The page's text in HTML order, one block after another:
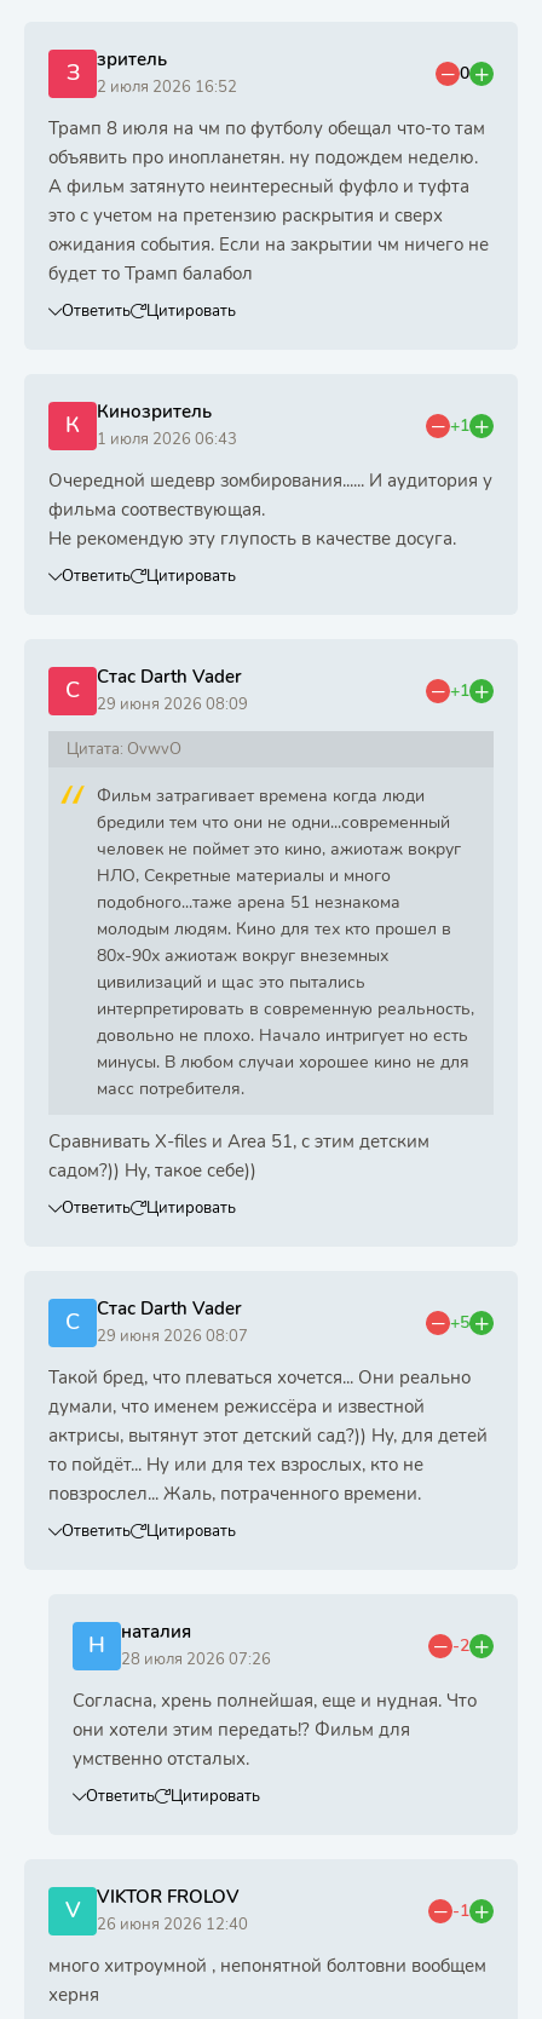
З зритель
2 июля 2026 16:52
0
Трамп 8 июля на чм по футболу обещал что-то там
объявить про инопланетян. ну подождем неделю.
А фильм затянуто неинтересный фуфло и туфта
это с учетом на претензию раскрытия и сверх
ожидания события. Если на закрытии чм ничего не
будет то Трамп балабол
Ответить Цитировать
К Кинозритель
1 июля 2026 06:43
+1
Очередной шедевр зомбирования...... И аудитория у
фильма соотвествующая.
Не рекомендую эту глупость в качестве досуга.
Ответить Цитировать
С Стас Darth Vader
29 июня 2026 08:09
+1
Цитата: OvwvO
Фильм затрагивает времена когда люди
бредили тем что они не одни...современный
человек не поймет это кино, ажиотаж вокруг
НЛО, Секретные материалы и много
подобного...таже арена 51 незнакома
молодым людям. Кино для тех кто прошел в
80х-90х ажиотаж вокруг внеземных
цивилизаций и щас это пытались
интерпретировать в современную реальность,
довольно не плохо. Начало интригует но есть
минусы. В любом случаи хорошее кино не для
масс потребителя.
Сравнивать X-files и Area 51, с этим детским
садом?)) Ну, такое себе))
Ответить Цитировать
С Стас Darth Vader
29 июня 2026 08:07
+5
Такой бред, что плеваться хочется... Они реально
думали, что именем режиссёра и известной
актрисы, вытянут этот детский сад?)) Ну, для детей
то пойдёт... Ну или для тех взрослых, кто не
повзрослел... Жаль, потраченного времени.
Ответить Цитировать
Н наталия
28 июля 2026 07:26
-2
Согласна, хрень полнейшая, еще и нудная. Что
они хотели этим передать!? Фильм для
умственно отсталых.
Ответить Цитировать
V VIKTOR FROLOV
26 июня 2026 12:40
-1
много хитроумной , непонятной болтовни вообщем
херня